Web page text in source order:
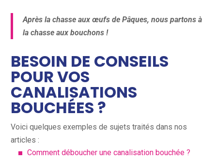
Après la chasse aux œufs de Pâques, nous partons à
la chasse aux bouchons !
BESOIN DE CONSEILS
POUR VOS
CANALISATIONS
BOUCHÉES ?
Voici quelques exemples de sujets traités dans nos
articles :
Comment déboucher une canalisation bouchée ?